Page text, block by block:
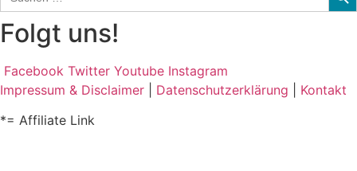
Folgt uns!
Facebook Twitter Youtube Instagram
Impressum & Disclaimer
Datenschutzerklärung
Kontakt
*= Affiliate Link